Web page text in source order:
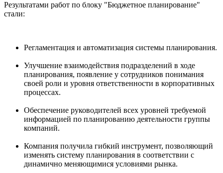
Результатами работ по блоку "Бюджетное планирование"
стали:
Регламентация и автоматизация системы планирования.
Улучшение взаимодействия подразделений в ходе
планирования, появление у сотрудников понимания
своей роли и уровня ответственности в корпоративных
процессах.
Обеспечение руководителей всех уровней требуемой
информацией по планированию деятельности группы
компаний.
Компания получила гибкий инструмент, позволяющий
изменять систему планирования в соответствии с
динамично меняющимися условиями рынка.